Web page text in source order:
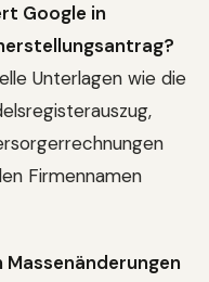
Google in
Unterlagen wie die
Firmennamen
Massenänderungen